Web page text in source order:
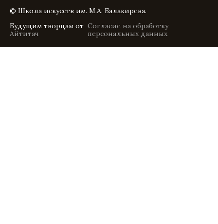
© Школа искусств им. М.А. Балакирева.
Будущим творцам от
Айтитач
Согласие на обработку
персональных данных